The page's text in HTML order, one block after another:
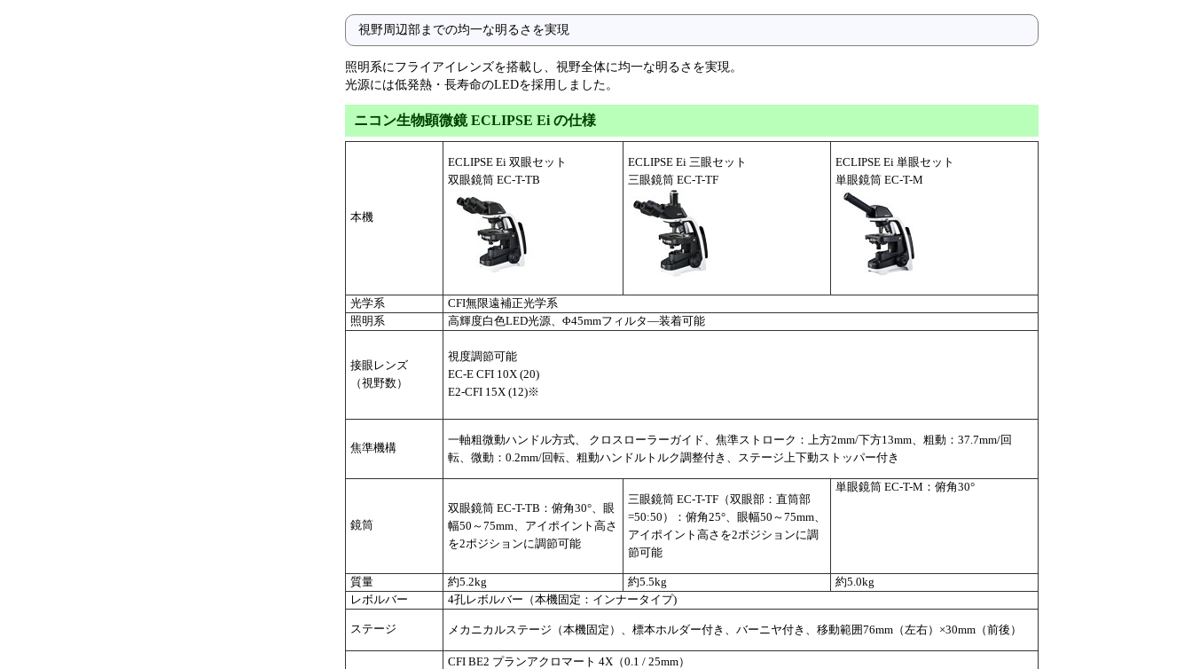
視野周辺部までの均一な明るさを実現
照明系にフライアイレンズを搭載し、視野全体に均一な明るさを実現。
光源には低発熱・長寿命のLEDを採用しました。
ニコン生物顕微鏡 ECLIPSE Ei の仕様
本機
ECLIPSE Ei 双眼セット
双眼鏡筒 EC-T-TB
ECLIPSE Ei 三眼セット
三眼鏡筒 EC-T-TF
ECLIPSE Ei 単眼セット
単眼鏡筒 EC-T-M
光学系
CFI無限遠補正光学系
照明系
高輝度白色LED光源、Φ45mmフィルタ―装着可能
接眼レンズ
（視野数）
視度調節可能
EC-E CFI 10X (20)
E2-CFI 15X (12)※
焦準機構
一軸粗微動ハンドル方式、 クロスローラーガイド、焦準ストローク：上方2mm/下方13mm、粗動：37.7mm/回
転、微動：0.2mm/回転、粗動ハンドルトルク調整付き、ステージ上下動ストッパー付き
鏡筒
双眼鏡筒 EC-T-TB：俯角30°、眼
幅50～75mm、アイポイント高さ
を2ポジションに調節可能
三眼鏡筒 EC-T-TF（双眼部：直筒部
=50:50）：俯角25°、眼幅50～75mm、
アイポイント高さを2ポジションに調
節可能
単眼鏡筒 EC-T-M：俯角30°
質量 約5.2kg 約5.5kg
約5.0kg
レボルバー
4孔レボルバー（本機固定：インナータイプ)
ステージ メカニカルステージ（本機固定）、標本ホルダー付き、バーニヤ付き、移動範囲76mm（左右）×30mm（前後）
CFI BE2 プランアクロマート 4X（0.1 / 25mm）